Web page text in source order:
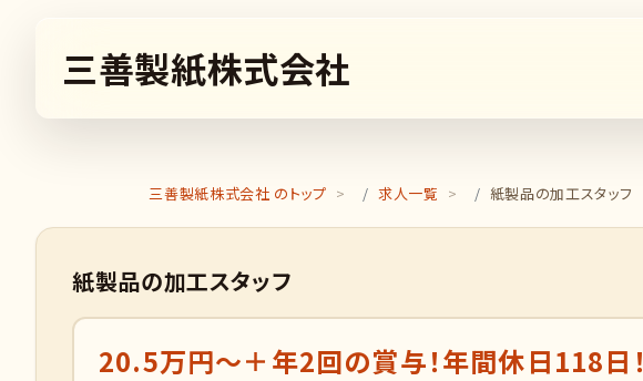
三善製紙株式会社
三善製紙株式会社 のトップ 求人一覧 紙製品の加工スタッフ
紙製品の加工スタッフ
20.5万円～＋年2回の賞与！年間休日118日！